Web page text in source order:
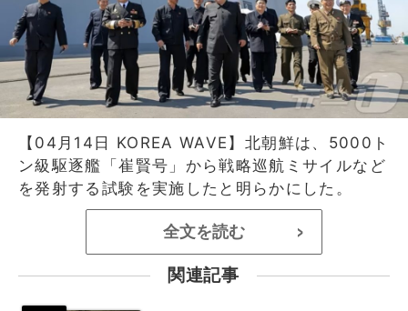
【04月14日 KOREA WAVE】北朝鮮は、5000ト
ン級駆逐艦「崔賢号」から戦略巡航ミサイルなど
を発射する試験を実施したと明らかにした。
全文を読む >
関連記事